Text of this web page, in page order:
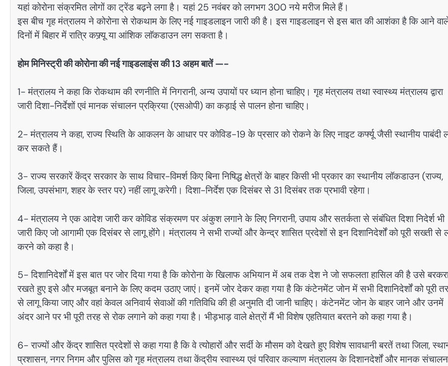
यहां कोरोना संक्रमित लोगों का ट्रेंड बढ़ने लगा है। यहां 25 नवंबर को लगभग 300 नये मरीज मिले हैं।
इस बीच गृह मंत्रालय ने कोरोना से रोकथाम के लिए नई गाइडलाइन जारी की है। इस गाइडलाइन से इस बात की आशंका है कि आने
दिनों में बिहार में रात्रि कफ्र्यू या आंशिक लाॅकडाउन लग सकता है।
होम मिनिस्ट्री की कोरोना की नई गाइडलाइंस की 13 अहम बातें —-
1- मंत्रालय ने कहा कि रोकथाम की रणनीति में निगरानी, अन्य उपायों पर ध्यान होना चाहिए। गृह मंत्रालय तथा स्वास्थ्य मंत्रालय द्वारा
जारी दिशा-निर्देशों एवं मानक संचालन प्रक्रिया (एसओपी) का कड़ाई से पालन होना चाहिए।
2- मंत्रालय ने कहा, राज्य स्थिति के आकलन के आधार पर कोविड-19 के प्रसार को रोकने के लिए नाइट कर्फ्यू जैसी स्थानीय पाबंदी
कर सकते हैं।
3- राज्य सरकारें केंद्र सरकार के साथ विचार-विमर्श किए बिना निषिद्ध क्षेत्रों के बाहर किसी भी प्रकार का स्थानीय लॉकडाउन (राज्य,
जिला, उपसंभाग, शहर के स्तर पर) नहीं लागू करेगी। दिशा-निर्देश एक दिसंबर से 31 दिसंबर तक प्रभावी रहेगा।
4- मंत्रालय ने एक आदेश जारी कर कोविड संक्रमण पर अंकुश लगाने के लिए निगरानी, उपाय और सतर्कता से संबंधित दिशा निदेर्श भी
जारी किए जो आगामी एक दिसंबर से लागू होंगे। मंत्रालय ने सभी राज्यों और केन्द्र शासित प्रदेशों से इन दिशानिदेर्शों को पूरी सख्ती से
करने को कहा है।
5- दिशानिदेर्शों में इस बात पर जोर दिया गया है कि कोरोना के खिलाफ अभियान में अब तक देश ने जो सफलता हासिल की है उसे
रखते हुए इसे और मजबूत बनाने के लिए कदम उठाए जाएं। इनमें जोर देकर कहा गया है कि कंटेनमेंट जोन में सभी दिशानिदेर्शों को पूरी
से लागू किया जाए और वहां केवल अनिवार्य सेवाओं की गतिविधि की ही अनुमति दी जानी चाहिए। कंटेनमेंट जोन के बाहर जाने और उनमें
अंदर आने पर भी पूरी तरह से रोक लगाने को कहा गया है। भीड़भाड़ वाले क्षेत्रों मैं भी विशेष एहतियात बरतने को कहा गया है।
6- राज्यों और केंद्र शासित प्रदेशों से कहा गया है कि वे त्योहारों और सर्दी के मौसम को देखते हुए विशेष सावधानी बरतें तथा जिला,
प्रशासन, नगर निगम और पुलिस को गृह मंत्रालय तथा केंद्रीय स्वास्थ्य एवं परिवार कल्याण मंत्रालय के दिशानदेर्शों और मानक संचालन